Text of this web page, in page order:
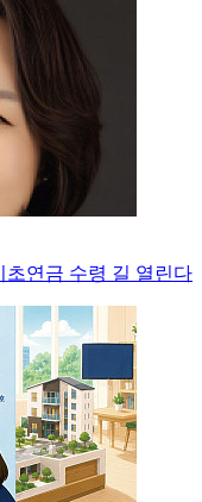
초연금 수령 길 열린다